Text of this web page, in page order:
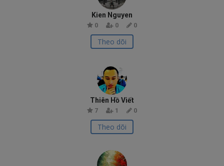
Kien Nguyen
0 0 0
Theo dõi
Thiên Hồ Viết
7 1 0
Theo dõi